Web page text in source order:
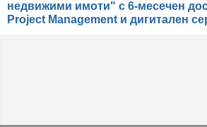
недвижими имоти" с 6-месечен
Project Management и дигитален